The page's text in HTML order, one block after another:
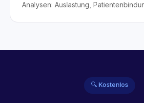
Analysen: Auslastung,
🔍 Kostenlos